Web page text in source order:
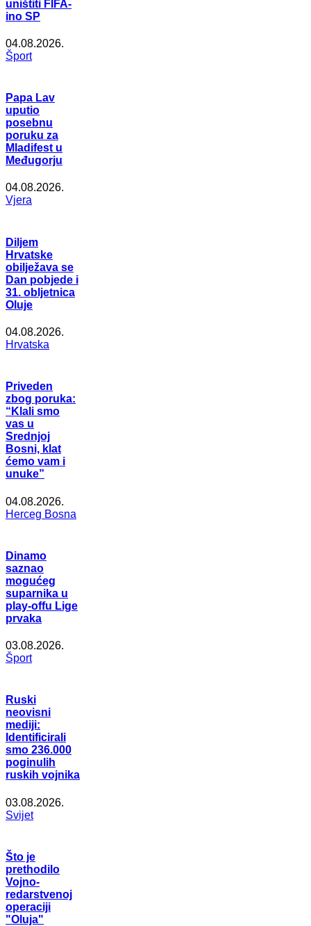
uništiti FIFA-
ino SP
04.08.2026.
Šport
Papa Lav
uputio
posebnu
poruku za
Mladifest u
Međugorju
04.08.2026.
Vjera
Diljem
Hrvatske
obilježava se
Dan pobjede i
31. obljetnica
Oluje
04.08.2026.
Hrvatska
Priveden
zbog poruka:
“Klali smo
vas u
Srednjoj
Bosni, klat
ćemo vam i
unuke”
04.08.2026.
Herceg Bosna
Dinamo
saznao
mogućeg
suparnika u
play-offu Lige
prvaka
03.08.2026.
Šport
Ruski
neovisni
mediji:
Identificirali
smo 236.000
poginulih
ruskih vojnika
03.08.2026.
Svijet
Što je
prethodilo
Vojno-
redarstvenoj
operaciji
"Oluja"